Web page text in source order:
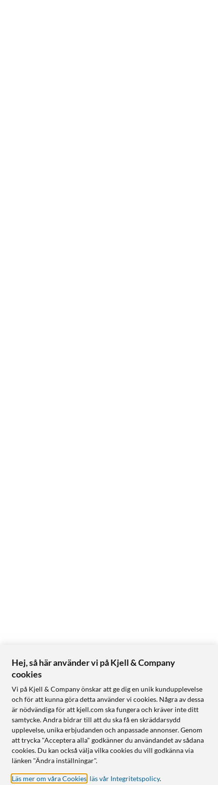
Hej, så här använder vi på Kjell & Company
cookies
Vi på Kjell & Company önskar att ge dig en unik kundupplevelse
och för att kunna göra detta använder vi cookies. Några av dessa
är nödvändiga för att kjell.com ska fungera och kräver inte ditt
samtycke. Andra bidrar till att du ska få en skräddarsydd
upplevelse, unika erbjudanden och anpassade annonser. Genom
att trycka "Acceptera alla" godkänner du användandet av sådana
cookies. Du kan också välja vilka cookies du vill godkänna via
länken "Ändra inställningar".
Läs mer om våra Cookies läs vår Integritetspolicy.